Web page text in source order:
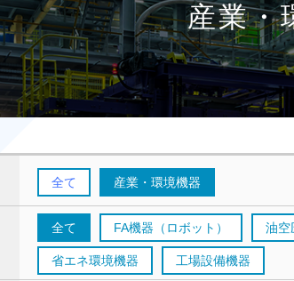
産業・
全て 産業・環境機器
全て FA機器（ロボット） 油空
省エネ環境機器 工場設備機器